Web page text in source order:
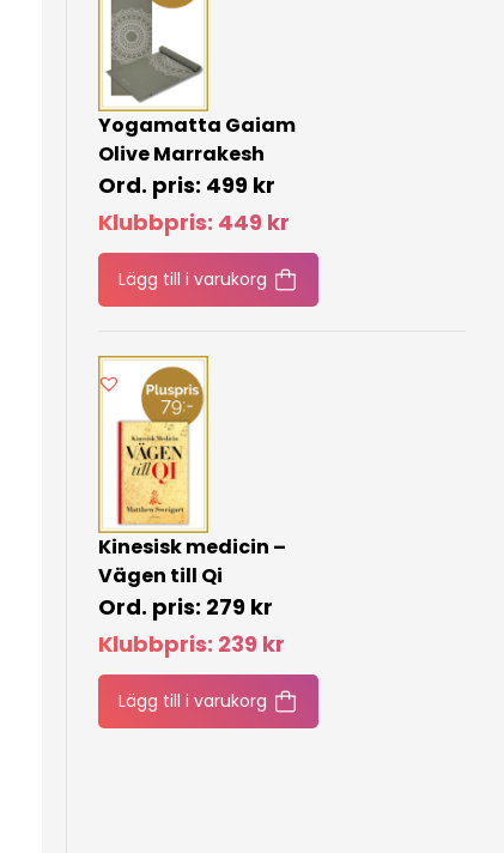
Yogamatta Gaiam
Olive Marrakesh
499 kr
Klubbpris: 449 kr
Lägg till i varukorg
Kinesisk medicin –
Vägen till Qi
279 kr
Klubbpris: 239 kr
Lägg till i varukorg